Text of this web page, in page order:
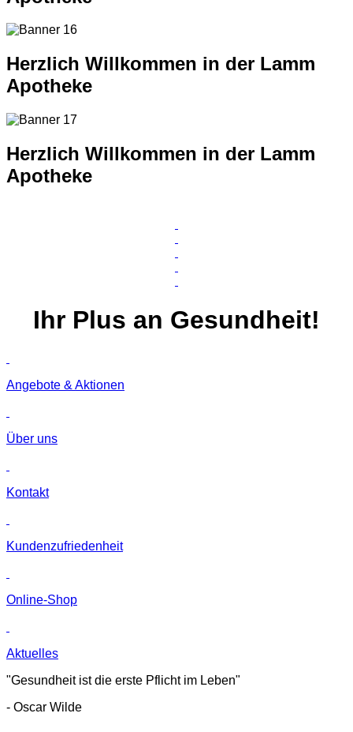
Herzlich Willkommen in der Lamm
Apotheke
Herzlich Willkommen in der Lamm
Apotheke
Ihr Plus an Gesundheit!
Angebote & Aktionen
Über uns
Kontakt
Kunden­zufriedenheit
Online-Shop
Aktuelles
"Gesundheit ist die erste Pflicht im Leben"
- Oscar Wilde